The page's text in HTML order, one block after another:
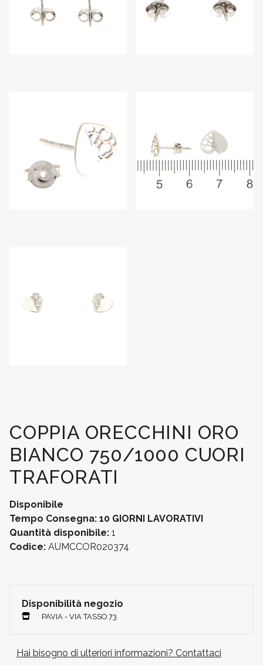
COPPIA ORECCHINI ORO
BIANCO 750/1000 CUORI
TRAFORATI
Disponibile
Tempo Consegna: 10 GIORNI LAVORATIVI
Quantità disponibile: 1
Codice: AUMCCOR020374
Disponibilità negozio
PAVIA - VIA TASSO 73
Hai bisogno di ulteriori informazioni? Contattaci